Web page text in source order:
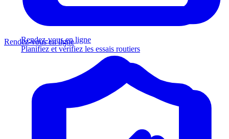
Rendez-vous en ligne
Planifiez et vérifiez les essais routiers
Rendez-vous en ligne